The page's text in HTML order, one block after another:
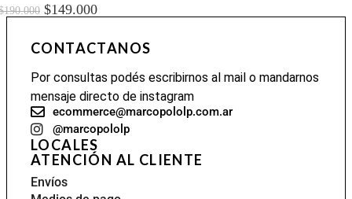
190.000 $149.000
CONTACTANOS
Por consultas podés escribirnos al mail o mandarnos
mensaje directo de instagram
ecommerce@marcopololp.com.ar
@marcopololp
LOCALES
ATENCIÓN AL CLIENTE
Envíos